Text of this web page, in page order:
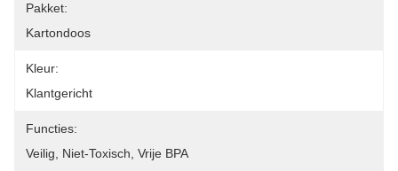
Pakket:
Kartondoos
Kleur:
Klantgericht
Functies:
Veilig, Niet-Toxisch, Vrije BPA